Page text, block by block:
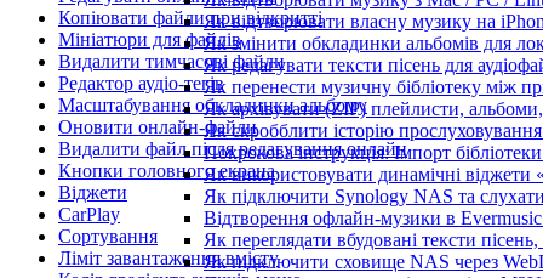
Як відтворювати власну музику на
Як змінити обкладинки альбомів для
Як редагувати тексти пісень для
Як перенести музичну бібліотеку між
Як архівувати (ZIP) плейлисти,
Як скробблити історію
Покрокова інструкція: Імпорт
Як використовувати динамічні віджети
Як підключити Synology NAS та
Відтворення офлайн-музики в
Як переглядати вбудовані тексти
Як підключити сховище NAS через
Копіювати файли при відкритті
Мініатюри для файлів
Видалити тимчасові файли
Редактор аудіо-тегів
Масштабування обкладинки альбому
Оновити онлайн-файли
Видалити файл після редагування онлайн
Кнопки головного екрана
Віджети
CarPlay
Сортування
Ліміт завантаження вмісту